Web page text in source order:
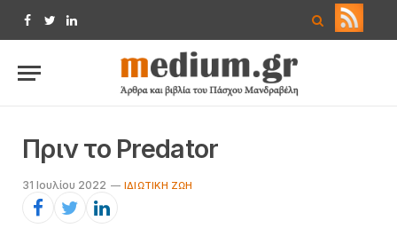
Facebook
TwitterLinkedIn
Πριν το Predator
31 Ιουλίου 2022 IΔΙΩΤΙΚΉ ΖΩΉ